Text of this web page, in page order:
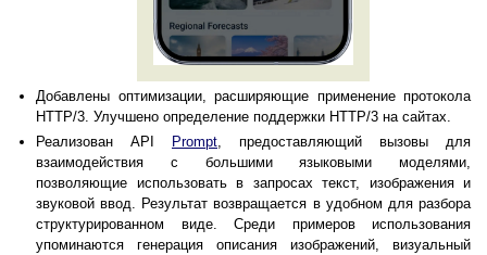
Добавлены оптимизации, расширяющие применение протокола
HTTP/3. Улучшено определение поддержки HTTP/3 на сайтах.
Реализован API Prompt , предоставляющий вызовы для
взаимодействия с большими языковыми моделями,
позволяющие использовать в запросах текст, изображения и
звуковой ввод. Результат возвращается в удобном для разбора
структурированном виде. Среди примеров использования
упоминаются генерация описания изображений, визуальный